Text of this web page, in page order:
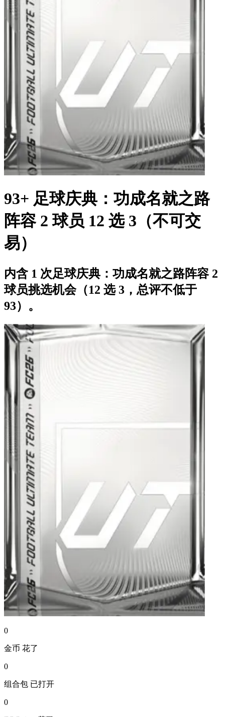
93+ 足球庆典：功成名就之路
阵容 2 球员 12 选 3（不可交
易）
内含 1 次足球庆典：功成名就之路阵容 2
球员挑选机会（12 选 3，总评不低于
93）。
0
金币 花了
0
组合包 已打开
0